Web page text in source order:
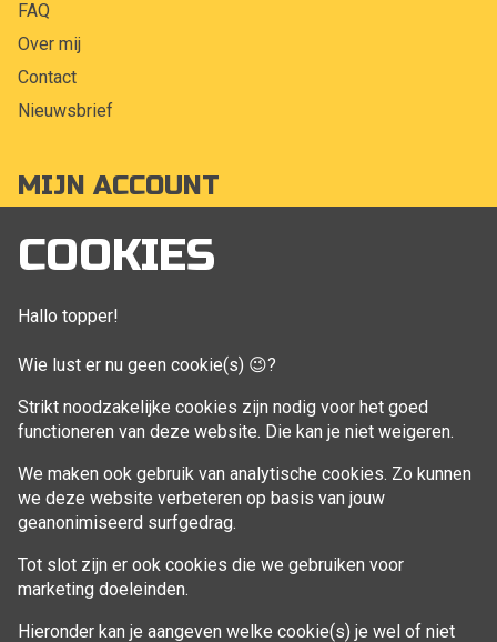
COOKIES
Hallo topper!
Wie lust er nu geen cookie(s) 😉?
Strikt noodzakelijke cookies zijn nodig voor het goed
functioneren van deze website. Die kan je niet weigeren.
We maken ook gebruik van analytische cookies. Zo kunnen
we deze website verbeteren op basis van jouw
geanonimiseerd surfgedrag.
Tot slot zijn er ook cookies die we gebruiken voor
marketing doeleinden.
Hieronder kan je aangeven welke cookie(s) je wel of niet
FAQ
Over mij
Contact
Nieuwsbrief
MIJN ACCOUNT
Mijn account
Bestellingen
Aankoop beheren
VOLG MIJ
Facebook